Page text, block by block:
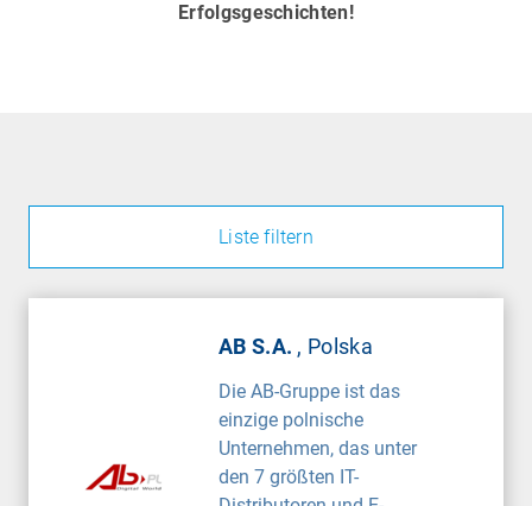
Erfolgsgeschichten!
Liste filtern
AB S.A. , Polska
Die AB-Gruppe ist das
einzige polnische
Unternehmen, das unter
den 7 größten IT-